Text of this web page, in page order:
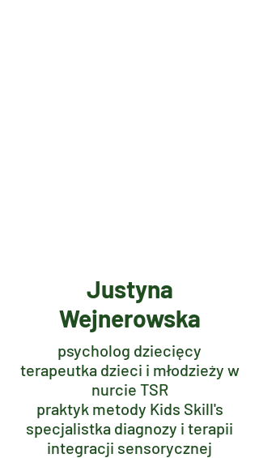
Justyna
Wejnerowska
psycholog dziecięcy
terapeutka dzieci i młodzieży w
nurcie TSR
praktyk metody Kids Skill's
specjalistka diagnozy i terapii
integracji sensorycznej